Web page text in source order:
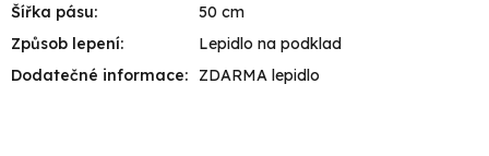
Šířka pásu:
50 cm
Způsob lepení:
Lepidlo na podklad
Dodatečné informace: ZDARMA lepidlo